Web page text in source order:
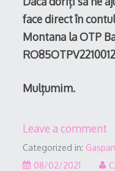
face direct în
Montana la OTP
Mulțumim.
Leave a comment
Categorized in:
08/02/202108/07/